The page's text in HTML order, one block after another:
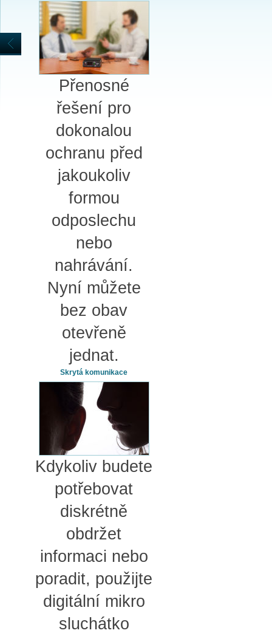
Přenosné
řešení pro
dokonalou
ochranu před
jakoukoliv
formou
odposlechu
nebo
nahrávání.
Nyní můžete
bez obav
otevřeně
jednat.
Skrytá komunikace
Kdykoliv budete
potřebovat
diskrétně
obdržet
informaci nebo
poradit, použijte
digitální mikro
sluchátko